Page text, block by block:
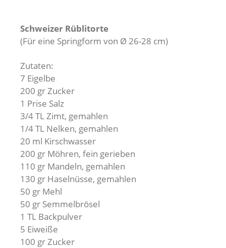
Schweizer Rüblitorte
(Für eine Springform von Ø 26-28 cm)
Zutaten:
7 Eigelbe
200 gr Zucker
1 Prise Salz
3/4 TL Zimt, gemahlen
1/4 TL Nelken, gemahlen
20 ml Kirschwasser
200 gr Möhren, fein gerieben
110 gr Mandeln, gemahlen
130 gr Haselnüsse, gemahlen
50 gr Mehl
50 gr Semmelbrösel
1 TL Backpulver
5 Eiweiße
100 gr Zucker